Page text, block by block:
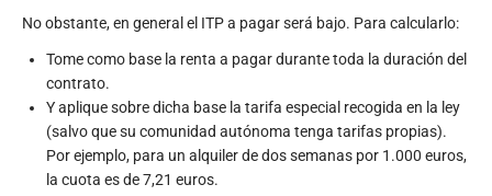
No obstante, en general el ITP a pagar será bajo. Para calcularlo:
Tome como base la renta a pagar durante toda la duración del
contrato.
Y aplique sobre dicha base la tarifa especial recogida en la ley
(salvo que su comunidad autónoma tenga tarifas propias).
Por ejemplo, para un alquiler de dos semanas por 1.000 euros,
la cuota es de 7,21 euros.